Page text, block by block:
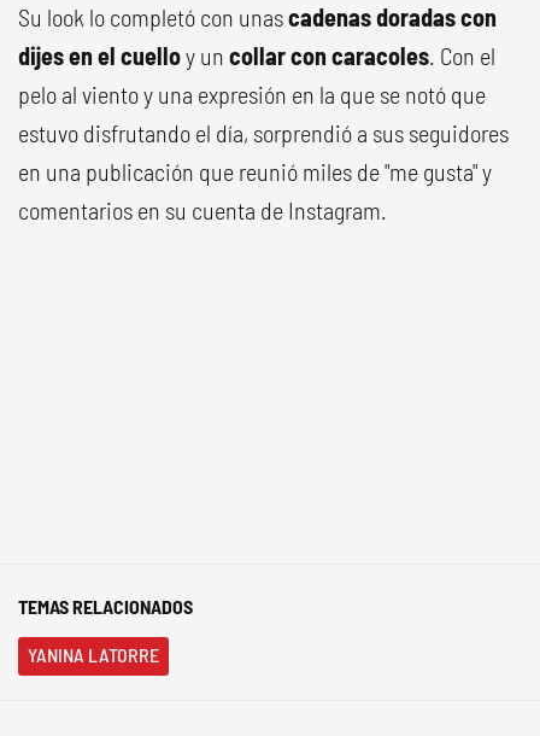
Su look lo completó con unascadenas doradas con
dijes en el cuelloy un collar con caracoles. Con el
pelo al viento y una expresión en la que se notó que
estuvo disfrutando el día, sorprendió a sus seguidores
en una publicación que reunió miles de "me gusta" y
comentarios en su cuenta de Instagram.
TEMAS RELACIONADOS
YANINA LATORRE